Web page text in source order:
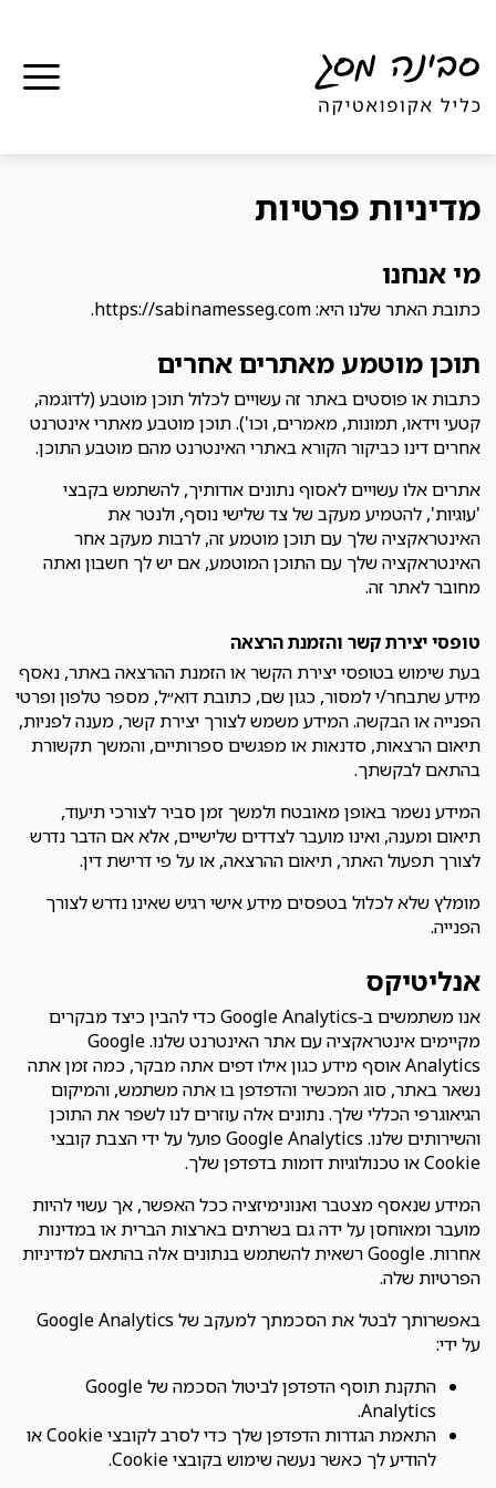
מדיניות פרטיות
מי אנחנו
כתובת האתר שלנו היא: https://sabinamesseg.com.
תוכן מוטמע מאתרים אחרים
כתבות או פוסטים באתר זה עשויים לכלול תוכן מוטבע (לדוגמה,
קטעי וידאו, תמונות, מאמרים, וכו'). תוכן מוטבע מאתרי אינטרנט
אחרים דינו כביקור הקורא באתרי האינטרנט מהם מוטבע התוכן.
אתרים אלו עשויים לאסוף נתונים אודותיך, להשתמש בקבצי
'עוגיות', להטמיע מעקב של צד שלישי נוסף, ולנטר את
האינטראקציה שלך עם תוכן מוטמע זה, לרבות מעקב אחר
האינטראקציה שלך עם התוכן המוטמע, אם יש לך חשבון ואתה
מחובר לאתר זה.
טופסי יצירת קשר והזמנת הרצאה
בעת שימוש בטופסי יצירת הקשר או הזמנת ההרצאה באתר, נאסף
מידע שתבחר/י למסור, כגון שם, כתובת דוא״ל, מספר טלפון ופרטי
הפנייה או הבקשה. המידע משמש לצורך יצירת קשר, מענה לפניות,
תיאום הרצאות, סדנאות או מפגשים ספרותיים, והמשך תקשורת
בהתאם לבקשתך.
המידע נשמר באופן מאובטח ולמשך זמן סביר לצורכי תיעוד,
תיאום ומענה, ואינו מועבר לצדדים שלישיים, אלא אם הדבר נדרש
לצורך תפעול האתר, תיאום ההרצאה, או על פי דרישת דין.
מומלץ שלא לכלול בטפסים מידע אישי רגיש שאינו נדרש לצורך
הפנייה.
אנליטיקס
אנו משתמשים ב-Google Analytics כדי להבין כיצד מבקרים
מקיימים אינטראקציה עם אתר האינטרנט שלנו. Google
Analytics אוסף מידע כגון אילו דפים אתה מבקר, כמה זמן אתה
נשאר באתר, סוג המכשיר והדפדפן בו אתה משתמש, והמיקום
הגיאוגרפי הכללי שלך. נתונים אלה עוזרים לנו לשפר את התוכן
והשירותים שלנו. Google Analytics פועל על ידי הצבת קובצי
Cookie או טכנולוגיות דומות בדפדפן שלך.
המידע שנאסף מצטבר ואנונימיזציה ככל האפשר, אך עשוי להיות
מועבר ומאוחסן על ידה גם בשרתים בארצות הברית או במדינות
אחרות. Google רשאית להשתמש בנתונים אלה בהתאם למדיניות
הפרטיות שלה.
באפשרותך לבטל את הסכמתך למעקב של Google Analytics
על ידי:
התקנת תוסף הדפדפן לביטול הסכמה של Google
Analytics.
התאמת הגדרות הדפדפן שלך כדי לסרב לקובצי Cookie או
להודיע לך כאשר נעשה שימוש בקובצי Cookie.